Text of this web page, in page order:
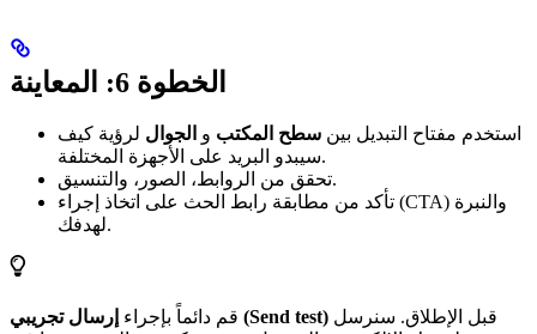
الخطوة 6: المعاينة
استخدم مفتاح التبديل بين سطح المكتب و الجوال لرؤية كيف
سيبدو البريد على الأجهزة المختلفة.
تحقق من الروابط، الصور، والتنسيق.
تأكد من مطابقة رابط الحث على اتخاذ إجراء (CTA) والنبرة
لهدفك.
قم دائماً بإجراء إرسال تجريبي (Send test)